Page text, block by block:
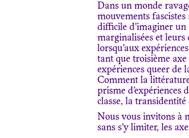
Dans un monde
mouvements
difficile d’imaginer
marginalisées et leurs
lorsqu’aux
tant que troisième
expériences queer de
Comment la
prisme d’expériences
classe, la
Nous vous invitons à
sans s’y limiter, les